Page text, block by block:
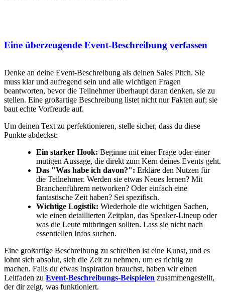
Eine überzeugende Event-Beschreibung verfassen
Denke an deine Event-Beschreibung als deinen Sales Pitch. Sie
muss klar und aufregend sein und alle wichtigen Fragen
beantworten, bevor die Teilnehmer überhaupt daran denken, sie zu
stellen. Eine großartige Beschreibung listet nicht nur Fakten auf; sie
baut echte Vorfreude auf.
Um deinen Text zu perfektionieren, stelle sicher, dass du diese
Punkte abdeckst:
Ein starker Hook: Beginne mit einer Frage oder einer
mutigen Aussage, die direkt zum Kern deines Events geht.
Das "Was habe ich davon?": Erkläre den Nutzen für
die Teilnehmer. Werden sie etwas Neues lernen? Mit
Branchenführern networken? Oder einfach eine
fantastische Zeit haben? Sei spezifisch.
Wichtige Logistik: Wiederhole die wichtigen Sachen,
wie einen detaillierten Zeitplan, das Speaker-Lineup oder
was die Leute mitbringen sollten. Lass sie nicht nach
essentiellen Infos suchen.
Eine großartige Beschreibung zu schreiben ist eine Kunst, und es
lohnt sich absolut, sich die Zeit zu nehmen, um es richtig zu
machen. Falls du etwas Inspiration brauchst, haben wir einen
Leitfaden zu Event-Beschreibungs-Beispielen zusammengestellt,
der dir zeigt, was funktioniert.